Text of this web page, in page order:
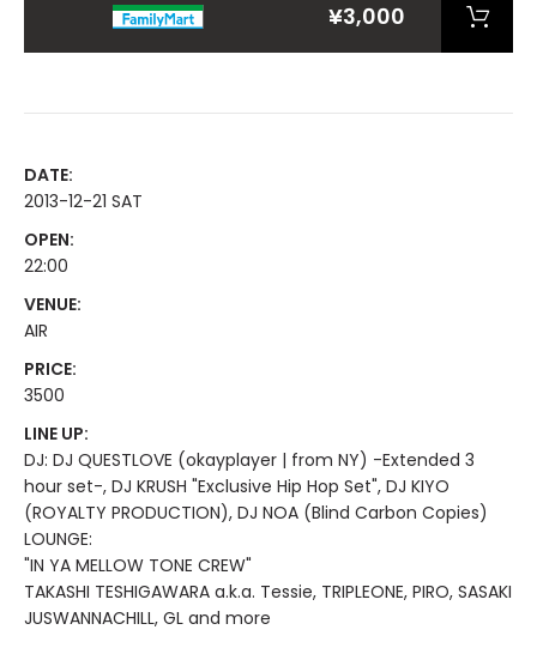
¥3,000
DATE:
2013-12-21 SAT
OPEN:
22:00
VENUE:
AIR
PRICE:
3500
LINE UP:
DJ: DJ QUESTLOVE (okayplayer | from NY) -Extended 3
hour set-, DJ KRUSH "Exclusive Hip Hop Set", DJ KIYO
(ROYALTY PRODUCTION), DJ NOA (Blind Carbon Copies)
LOUNGE:
"IN YA MELLOW TONE CREW"
TAKASHI TESHIGAWARA a.k.a. Tessie, TRIPLEONE, PIRO, SASAKI
JUSWANNACHILL, GL and more